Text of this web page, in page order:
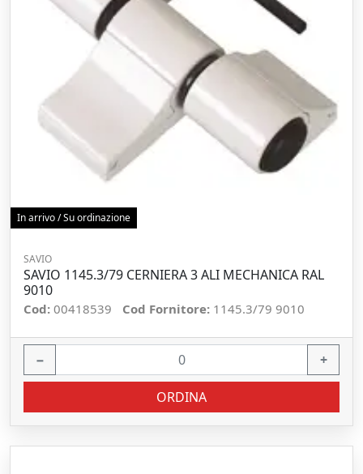
In arrivo / Su ordinazione
SAVIO
SAVIO 1145.3/79 CERNIERA 3 ALI MECHANICA RAL
9010
Cod: 00418539 Cod Fornitore: 1145.3/79 9010
− +
ORDINA